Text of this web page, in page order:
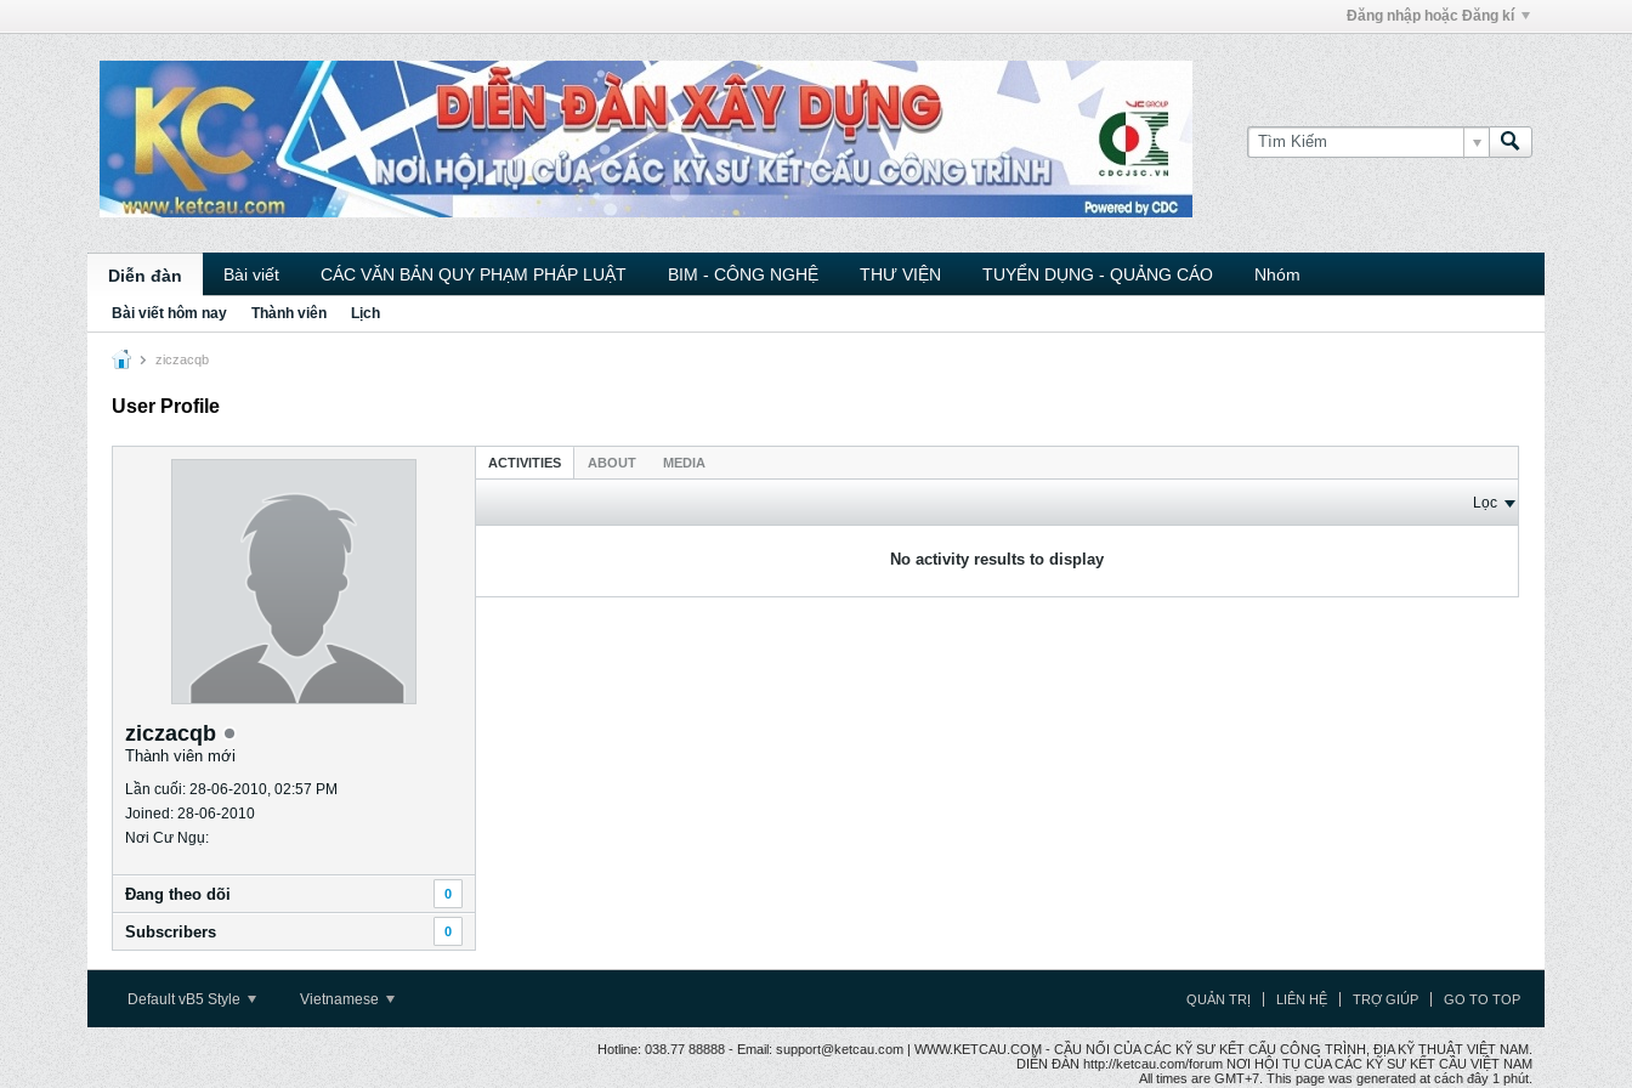
Đăng nhập hoặc Đăng kí
Diễn đàn Bài viết CÁC VĂN BẢN QUY PHẠM PHÁP LUẬT BIM - CÔNG NGHỆ THƯ VIỆN TUYỂN DỤNG - QUẢNG CÁO Nhóm
Bài viết hôm nay Thành viên Lịch
ziczacqb
User Profile
ziczacqb
Thành viên mới
Lần cuối: 28-06-2010, 02:57 PM
Joined: 28-06-2010
Nơi Cư Ngụ:
Ðang theo dõi 0
Subscribers 0
ACTIVITIES ABOUT MEDIA
Lọc
No activity results to display
Default vB5 Style Vietnamese QUẢN TRỊ LIÊN HỆ TRỢ GIÚP GO TO TOP
Hotline: 038.77 88888 - Email: support@ketcau.com | WWW.KETCAU.COM - CẦU NỐI CỦA CÁC KỸ SƯ KẾT CẤU CÔNG TRÌNH, ĐỊA KỸ THUẬT VIỆT NAM.
DIỄN ĐÀN http://ketcau.com/forum NƠI HỘI TỤ CỦA CÁC KỸ SƯ KẾT CÂU VIỆT NAM
All times are GMT+7. This page was generated at cách đây 1 phút.